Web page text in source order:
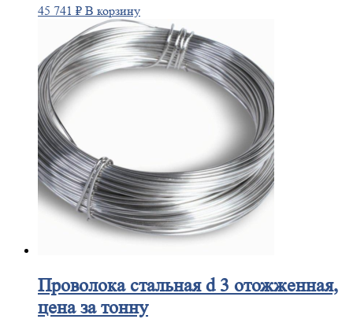
45 741 ₽ В корзину
Проволокастальная d 3 отожженная,
цена за тонну